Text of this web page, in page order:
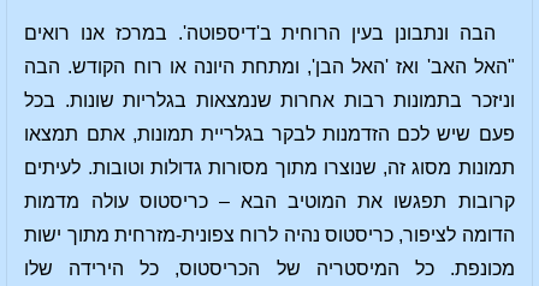
הבה ונתבונן בעין הרוחית ב'דיספוטה'. במרכז אנו רואים
"האל האב' ואז 'האל הבן', ומתחת היונה או רוח הקודש. הבה
וניזכר בתמונות רבות אחרות שנמצאות בגלריות שונות. בכל
פעם שיש לכם הזדמנות לבקר בגלריית תמונות, אתם תמצאו
תמונות מסוג זה, שנוצרו מתוך מסורות גדולות וטובות. לעיתים
קרובות תפגשו את המוטיב הבא – כריסטוס עולה מדמות
הדומה לציפור, כריסטוס נהיה לרוח צפונית-מזרחית מתוך ישות
מכונפת. כל המיסטריה של הכריסטוס, כל הירידה שלו